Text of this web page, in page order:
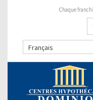
Chaque
Français